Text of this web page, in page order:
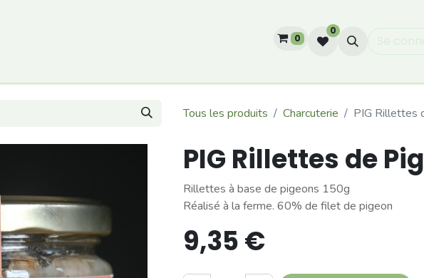
0
0
Se
Tous les produits Charcuterie PIG Rillettes
PIG Rillettes de
Rillettes à base de pigeons 150g
Réalisé à la ferme. 60% de filet de pigeon
9,35€